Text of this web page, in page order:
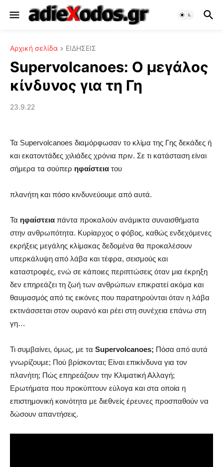
Αρχική σελίδα ΕΙΔΗΣΕΙΣ
Supervolcanoes: Ο μεγάλος
κίνδυνος για τη Γη
23.9.22
Τα Supervolcanoes διαμόρφωσαν το κλίμα της Γης δεκάδες ή
και εκατοντάδες χιλιάδες χρόνια πριν. Σε τι κατάσταση είναι
σήμερα τα σούπερ ηφαίστεια του
πλανήτη και πόσο κινδυνεύουμε από αυτά.
Τα ηφαίστεια πάντα προκαλούν ανάμικτα συναισθήματα
στην ανθρωπότητα. Κυρίαρχος ο φόβος, καθώς ενδεχόμενες
εκρήξεις μεγάλης κλίμακας δεδομένα θα προκαλέσουν
υπερκάλυψη από λάβα και τέφρα, σεισμούς και
καταστροφές, ενώ σε κάποιες περιπτώσεις όταν μια έκρηξη
δεν επηρεάζει τη ζωή των ανθρώπων επικρατεί ακόμα και
θαυμασμός από τις εικόνες που παρατηρούνται όταν η λάβα
εκτινάσσεται στον ουρανό και ρέει στη συνέχεια επάνω στη
γη…
Τι συμβαίνει, όμως, με τα Supervolcanoes; Πόσα από αυτά
γνωρίζουμε; Πού βρίσκονται; Είναι επικίνδυνα για τον
πλανήτη; Πώς επηρεάζουν την Κλιματική Αλλαγή;
Ερωτήματα που προκύπτουν εύλογα και στα οποία η
επιστημονική κοινότητα με διεθνείς έρευνες προσπαθούν να
δώσουν απαντήσεις.